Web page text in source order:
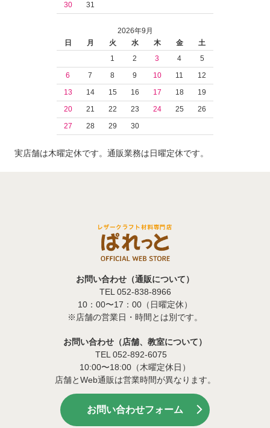
30
31
2026年9月
日
月 火 水 木 金
土
1
2 3 4
5
6
7 8 9 10 11
12
13
14 15 16 17 18
19
20
21 22 23 24 25
26
27
28 29 30
実店舗は木曜定休です。通販業務は日曜定休です。
お問い合わせ（通販について）
TEL 052-838-8966
10：00〜17：00（日曜定休）
※店舗の営業日・時間とは別です。
お問い合わせ（店舗、教室について）
TEL 052-892-6075
10:00〜18:00（木曜定休日）
店舗とWeb通販は営業時間が異なります。
お問い合わせフォーム